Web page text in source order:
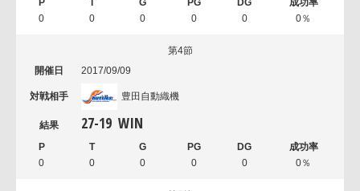
0 0 0 0 0 0％
第4節
2017/09/09
豊田自動織機
27-19 WIN
0 0 0 0 0 0％